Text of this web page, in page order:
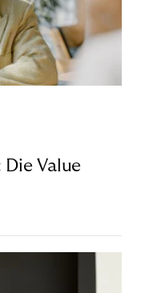
Die Value